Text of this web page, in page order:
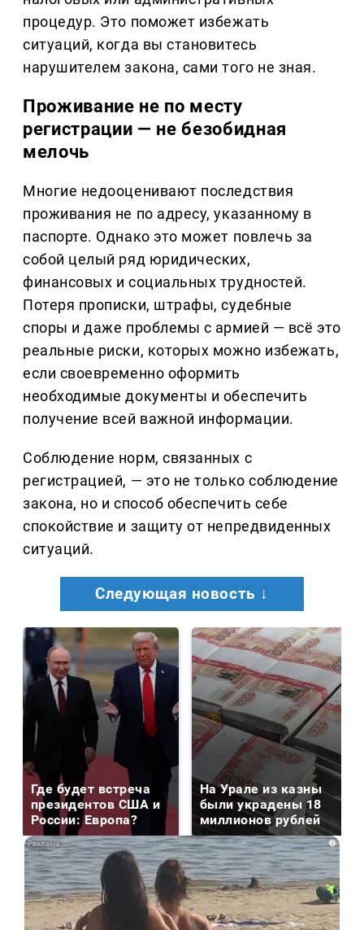
процедур. Это поможет избежать
ситуаций, когда вы становитесь
нарушителем закона, сами того не зная.
Проживание не по месту
регистрации — не безобидная
мелочь
Многие недооценивают последствия
проживания не по адресу, указанному в
паспорте. Однако это может повлечь за
собой целый ряд юридических,
финансовых и социальных трудностей.
Потеря прописки, штрафы, судебные
споры и даже проблемы с армией — всё это
реальные риски, которых можно избежать,
если своевременно оформить
необходимые документы и обеспечить
получение всей важной информации.
Соблюдение норм, связанных с
регистрацией, — это не только соблюдение
закона, но и способ обеспечить себе
спокойствие и защиту от непредвиденных
ситуаций.
Следующая новость ↓
Где будет встреча
президентов США и
России: Европа?
На Урале из казны
были украдены 18
миллионов рублей
i